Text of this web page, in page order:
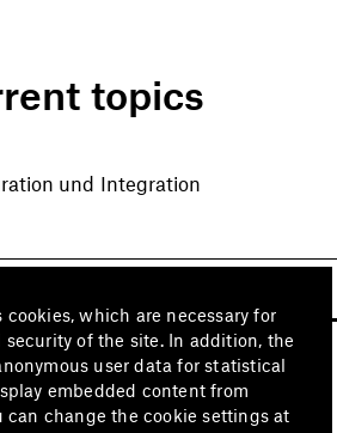
topics
und Integration
which are necessary for
of the site. In addition, the
user data for statistical
embedded content from
can change the cookie settings at